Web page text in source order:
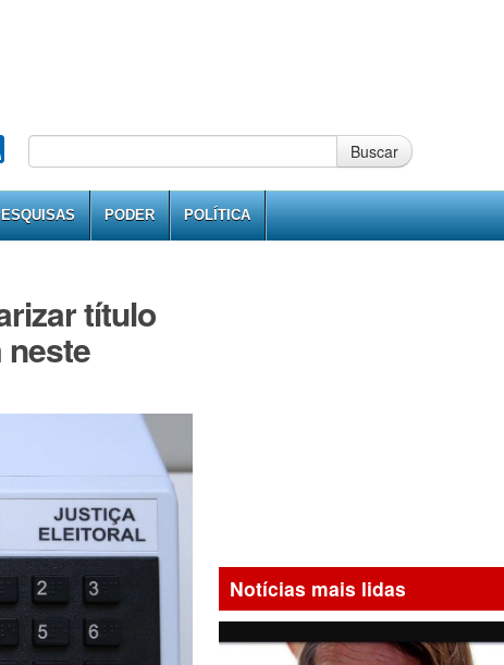
Buscar
PODER POLÍTICA
título
Notícias mais lidas